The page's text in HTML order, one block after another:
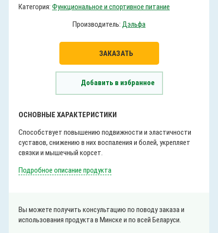
Категория: Функциональное и спортивное питание
Производитель: Дэльфа
ЗАКАЗАТЬ
Добавить в избранное
ОСНОВНЫЕ ХАРАКТЕРИСТИКИ
Способствует повышению подвижности и эластичности
суставов, снижению в них воспаления и болей, укрепляет
связки и мышечный корсет.
Подробное описание продукта
Вы можете получить консультацию по поводу заказа и
использования продукта в Минске и по всей Беларуси.